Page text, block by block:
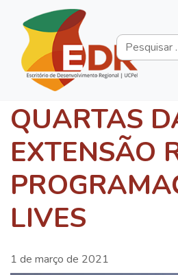
QUARTAS
EXTENSÃO
LIVES
1 de março de 2021